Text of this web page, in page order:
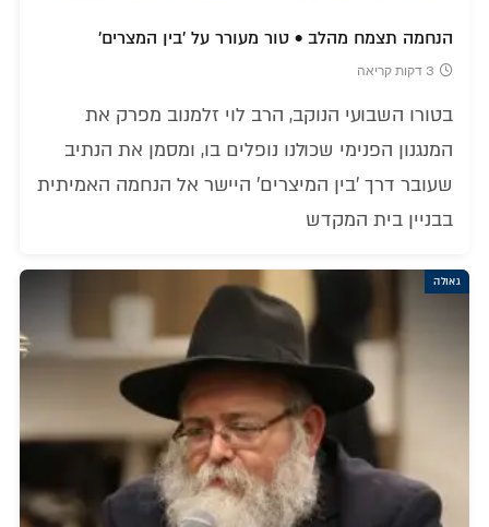
הנחמה תצמח מהלב • טור מעורר על 'בין המצרים'
3 דקות קריאה
בטורו השבועי הנוקב, הרב לוי זלמנוב מפרק את
המנגנון הפנימי שכולנו נופלים בו, ומסמן את הנתיב
שעובר דרך 'בין המיצרים' היישר אל הנחמה האמיתית
בבניין בית המקדש
גאולה